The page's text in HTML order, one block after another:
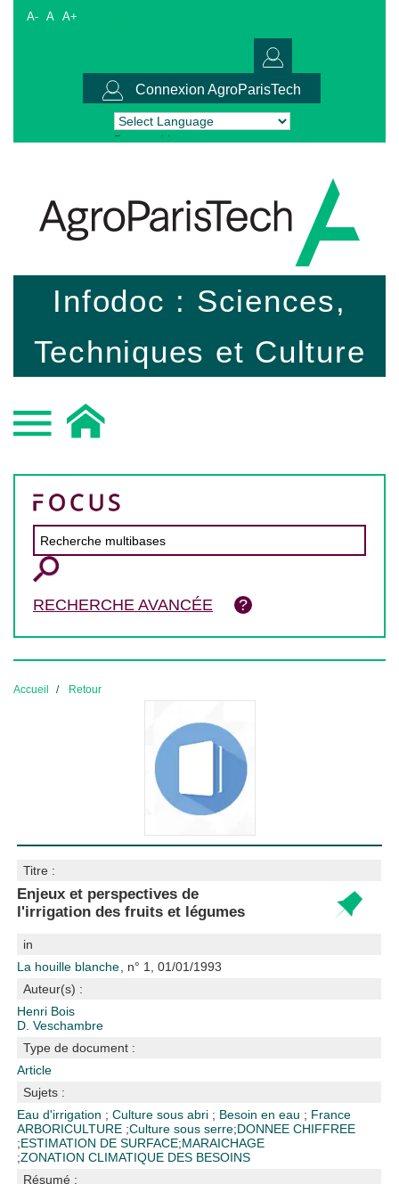
A- A A+
Connexion AgroParisTech
Powered by Translate
Infodoc : Sciences,
Techniques et Culture
RECHERCHE AVANCÉE
Accueil Retour
Titre :
Enjeux et perspectives de
l'irrigation des fruits et légumes
in
La houille blanche , n° 1, 01/01/1993
Auteur(s) :
Henri Bois
D. Veschambre
Type de document :
Article
Sujets :
Eau d'irrigation ;Culture sous abri ; Besoin en eau ; France
ARBORICULTURE ;Culture sous serre;DONNEE CHIFFREE
;ESTIMATION DE SURFACE;MARAICHAGE
;ZONATION CLIMATIQUE DES BESOINS
Résumé :